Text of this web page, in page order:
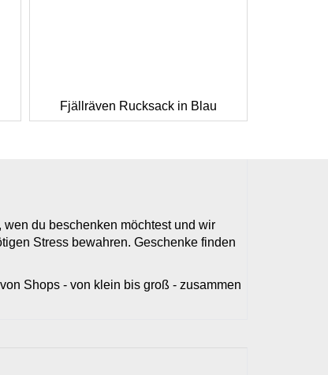
Fjällräven Rucksack in Blau
du beschenken möchtest und wir
Stress bewahren. Geschenke finden
Shops - von klein bis groß - zusammen